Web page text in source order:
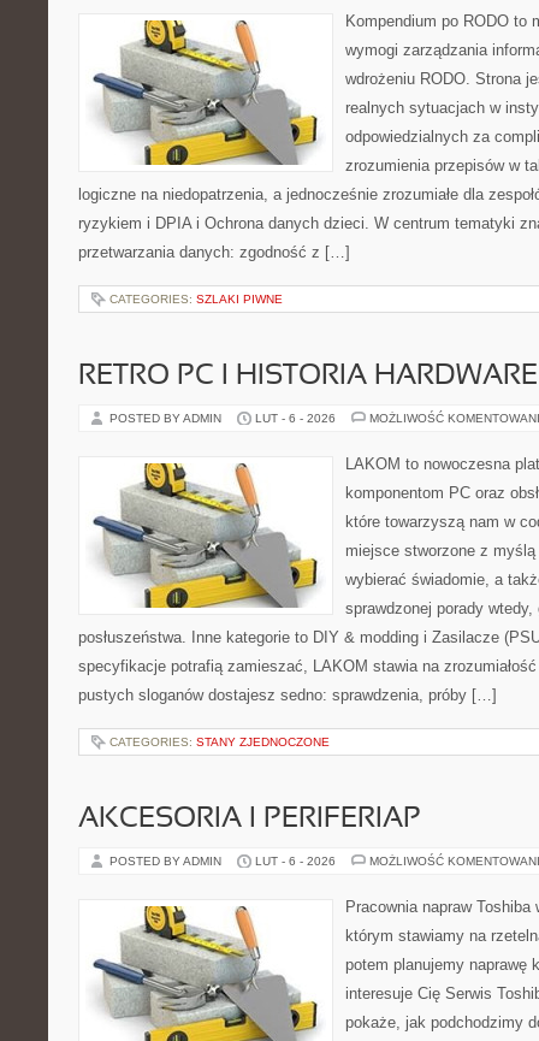
Kompendium po RODO to
wymogi zarządzania
wdrożeniu RODO. Strona
realnych sytuacjach w
odpowiedzialnych za
zrozumienia przepisów w
logiczne na niedopatrzenia, a jednocześnie zrozumiałe dla
ryzykiem i DPIA i Ochrona danych dzieci. W centrum tematyki
przetwarzania danych: zgodność z […]
CATEGORIES: SZLAKI PIWNE
RETRO PC I HISTORIA
POSTED BY ADMIN LUT - 6 - 2026 MOŻLIWOŚĆ
LAKOM to nowoczesna
komponentom PC oraz
które towarzyszą nam w
miejsce stworzone z
wybierać świadomie, a
sprawdzonej porady
posłuszeństwa. Inne kategorie to DIY & modding i Zasilacze
specyfikacje potrafią zamieszać, LAKOM stawia na
pustych sloganów dostajesz sedno: sprawdzenia, próby […]
CATEGORIES: STANY ZJEDNOCZONE
AKCESORIA I PERIFERIAP
POSTED BY ADMIN LUT - 6 - 2026 MOŻLIWOŚĆ
Pracownia napraw
którym stawiamy na
potem planujemy naprawę
interesuje Cię Serwis
pokaże, jak podchodzimy